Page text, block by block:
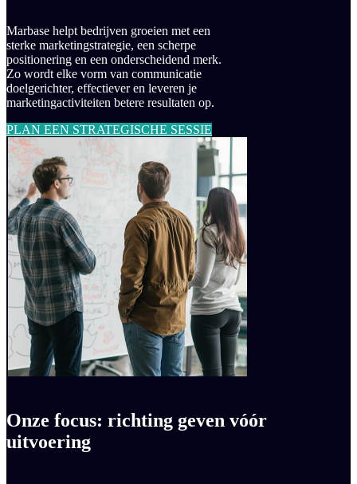
Marbase helpt bedrijven groeien met een
sterke marketingstrategie, een scherpe
positionering en een onderscheidend merk.
Zo wordt elke vorm van communicatie
doelgerichter, effectiever en leveren je
marketingactiviteiten betere resultaten op.
PLAN EEN STRATEGISCHE SESSIE
Onze focus: richting geven vóór
uitvoering